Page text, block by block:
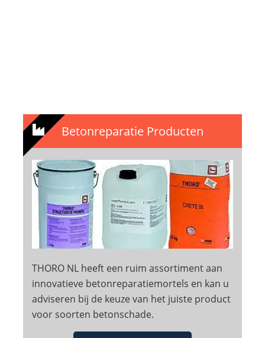
Betonreparatie Producten
THORO NL heeft een ruim assortiment aan
innovatieve betonreparatiemortels en kan u
adviseren bij de keuze van het juiste product
voor soorten betonschade.